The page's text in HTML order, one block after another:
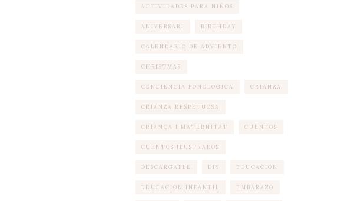
ACTIVIDADES PARA NIÑOS
ANIVERSARI BIRTHDAY
CALENDARIO DE ADVIENTO
CHRISTMAS
CONCIENCIA FONOLOGICA CRIANZA
CRIANZA RESPETUOSA
CRIANÇA I MATERNITAT CUENTOS
CUENTOS ILUSTRADOS
DESCARGABLE DIY EDUCACION
EDUCACION INFANTIL EMBARAZO